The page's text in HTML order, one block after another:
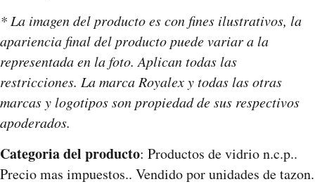
* La imagen del producto es con fines ilustrativos, la
apariencia final del producto puede variar a la
representada en la foto. Aplican todas las
restricciones. La marca Royalex y todas las otras
marcas y logotipos son propiedad de sus respectivos
apoderados.
Categoria del producto: Productos de vidrio n.c.p..
Precio mas impuestos.. Vendido por unidades de tazon.